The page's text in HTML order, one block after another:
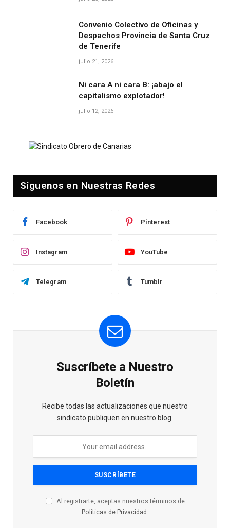
Convenio Colectivo de Oficinas y
Despachos Provincia de Santa Cruz
de Tenerife
julio 21, 2026
Ni cara A ni cara B: ¡abajo el
capitalismo explotador!
julio 12, 2026
Síguenos en Nuestras Redes
Facebook Pinterest
Instagram YouTube
Telegram Tumblr
Suscríbete a Nuestro
Boletín
Recibe todas las actualizaciones que nuestro
sindicato publiquen en nuestro blog.
Al registrarte, aceptas nuestros términos de
Políticas de Privacidad